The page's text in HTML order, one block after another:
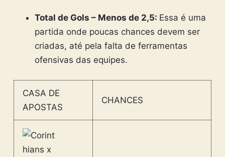
Total de Gols – Menos de 2,5: Essa é uma
partida onde poucas chances devem ser
criadas, até pela falta de ferramentas
ofensivas das equipes.
CASA DE
APOSTAS
CHANCES